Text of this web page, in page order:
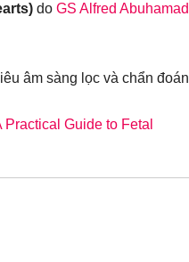
do GS Alfred Abuhamad
âm sàng lọc và chẩn đoán
Guide to Fetal